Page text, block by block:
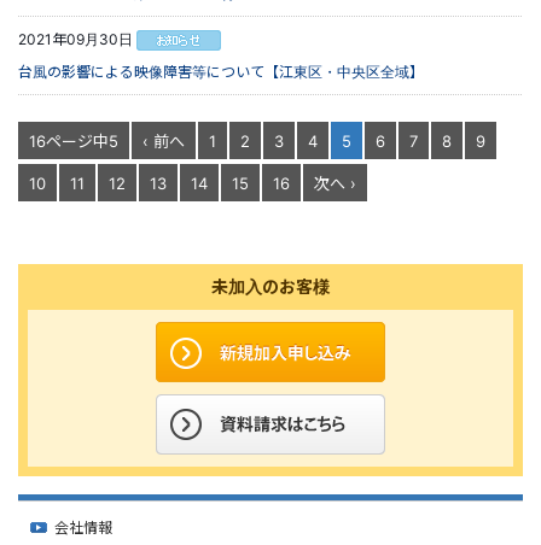
2021年09月30日
台風の影響による映像障害等について【江東区・中央区全域】
16ページ中5 ‹ 前へ 1 2 3 4 5 6 7 8 9
10 11 12 13 14 15 16 次へ ›
未加入のお客様
会社情報